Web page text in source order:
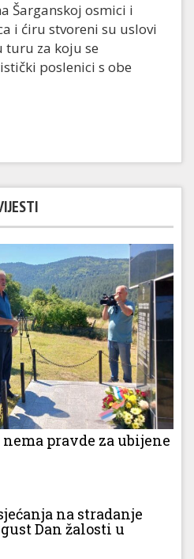
Šarganskoj osmici i
i ćiru stvoreni su uslovi
turu za koju se
poslenici s obe
pravde za ubijene
na stradanje
Dan žalosti u